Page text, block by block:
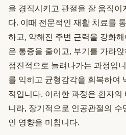
을 경직시키고 관절을 잘 움직
다. 이때 전문적인 재활 치료를
하고, 약해진 주변 근력을 강화
은 통증을 줄이고, 부기를 가라
점진적으로 늘려나가는 과정입
를 익히고 균형감각을 회복하여
적입니다. 이러한 과정은 환자
니라, 장기적으로 인공관절의
인 영향을 미칩니다.